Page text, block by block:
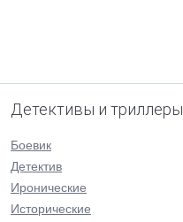
Детективы и триллеры
Боевик
Детектив
Иронические
Исторические